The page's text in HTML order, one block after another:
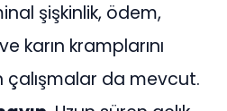
şişkinlik, ödem,
karın kramplarını
çalışmalar da mevcut.